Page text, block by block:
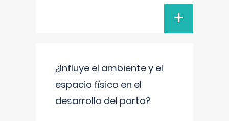
+
¿Influye el ambiente y el
espacio físico en el
desarrollo del parto?